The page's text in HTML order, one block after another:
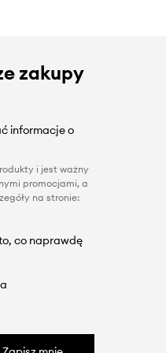
zakupy
informacje o
i jest ważny
promocjami, a
na stronie:
co naprawdę